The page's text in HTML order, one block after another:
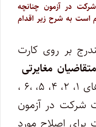
در آزمون چنانچه
است به شرح زیر اقدام
بر روی کارت
مغایرتی
در اطلاعات مندرج در بندهای ۱، ۲، ۴، ۵، ،۶ ،
۱۰، 11و ۱۲ کارت شرکت در آزمون
برای اصلاح مورد